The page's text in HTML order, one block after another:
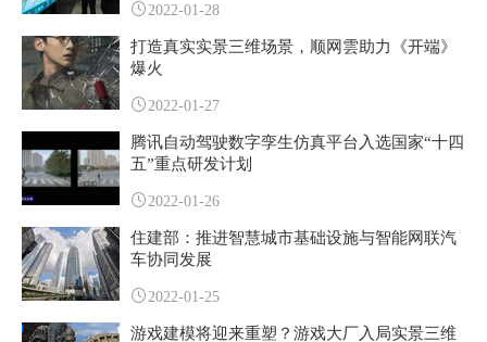
2022-01-28
打造真实实景三维场景，顺网雲助力《开端》
爆火
2022-01-27
腾讯自动驾驶数字孪生仿真平台入选国家“十四
五”重点研发计划
2022-01-26
住建部：推进智慧城市基础设施与智能网联汽
车协同发展
2022-01-25
游戏建模将迎来重塑？游戏大厂入局实景三维